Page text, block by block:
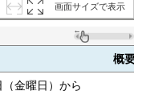
画面サイズで表示
概要
金曜日）から